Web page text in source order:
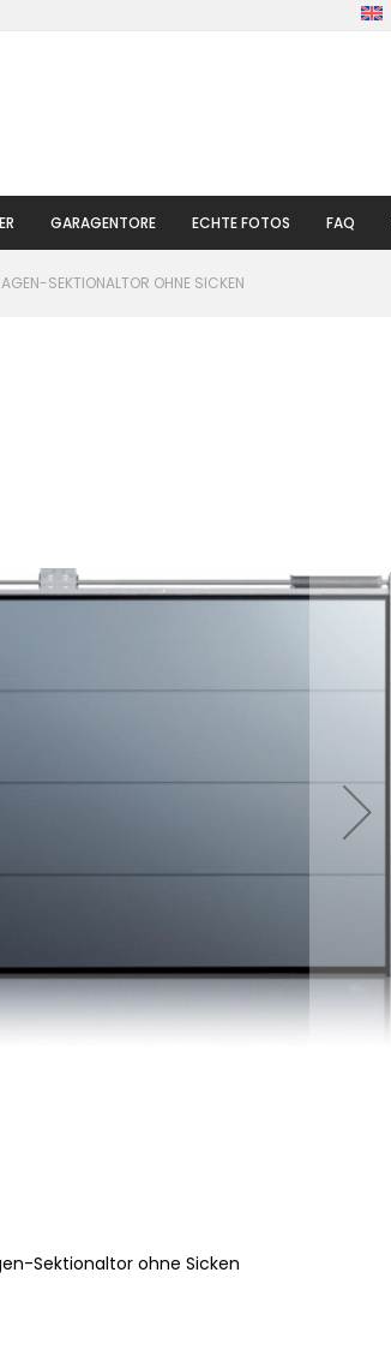
GARAGENTORE ECHTE FOTOS FAQ
SEKTIONALTOR OHNE SICKEN
Sektionaltor ohne Sicken